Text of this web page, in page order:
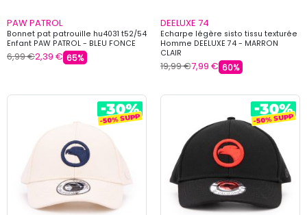
PAW PATROL
Bonnet pat patrouille hu4031 t52/54
Enfant PAW PATROL - BLEU FONCE
6,99 €2,39 € 65%
DEELUXE 74
Echarpe légère sisto tissu texturée
Homme DEELUXE 74 - MARRON
CLAIR
19,99 €7,99 € 60%